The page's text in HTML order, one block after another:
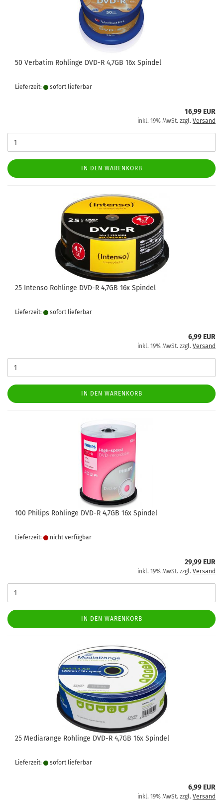
50 Verbatim Rohlinge DVD-R 4,7GB 16x Spindel
Lieferzeit: sofort lie­fer­bar
16,99 EUR
inkl. 19% MwSt. zzgl. Versand
IN DEN WARENKORB
25 Intenso Rohlinge DVD-R 4,7GB 16x Spindel
Lieferzeit: sofort lie­fer­bar
6,99 EUR
inkl. 19% MwSt. zzgl. Versand
IN DEN WARENKORB
100 Philips Rohlinge DVD-R 4,7GB 16x Spindel
Lieferzeit: nicht verfügbar
29,99 EUR
inkl. 19% MwSt. zzgl. Versand
IN DEN WARENKORB
25 Mediarange Rohlinge DVD-R 4,7GB 16x Spindel
Lieferzeit: sofort lie­fer­bar
6,99 EUR
inkl. 19% MwSt. zzgl. Versand